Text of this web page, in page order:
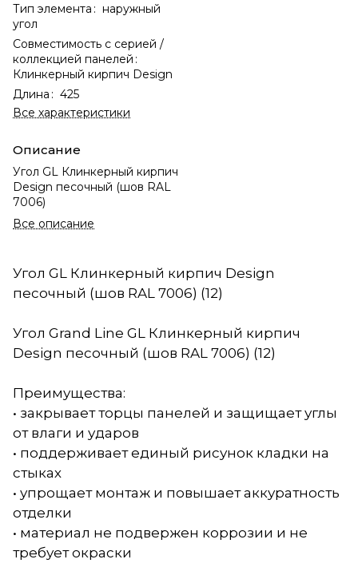
Тип элемента : наружный
угол
Совместимость с серией /
коллекцией панелей :
Клинкерный кирпич Design
Длина : 425
Все характеристики
Описание
Угол GL Клинкерный кирпич
Design песочный (шов RAL
7006)
Все описание
Угол GL Клинкерный кирпич Design
песочный (шов RAL 7006) (12)
Угол Grand Line GL Клинкерный кирпич
Design песочный (шов RAL 7006) (12)
Преимущества:
• закрывает торцы панелей и защищает углы
от влаги и ударов
• поддерживает единый рисунок кладки на
стыках
• упрощает монтаж и повышает аккуратность
отделки
• материал не подвержен коррозии и не
требует окраски